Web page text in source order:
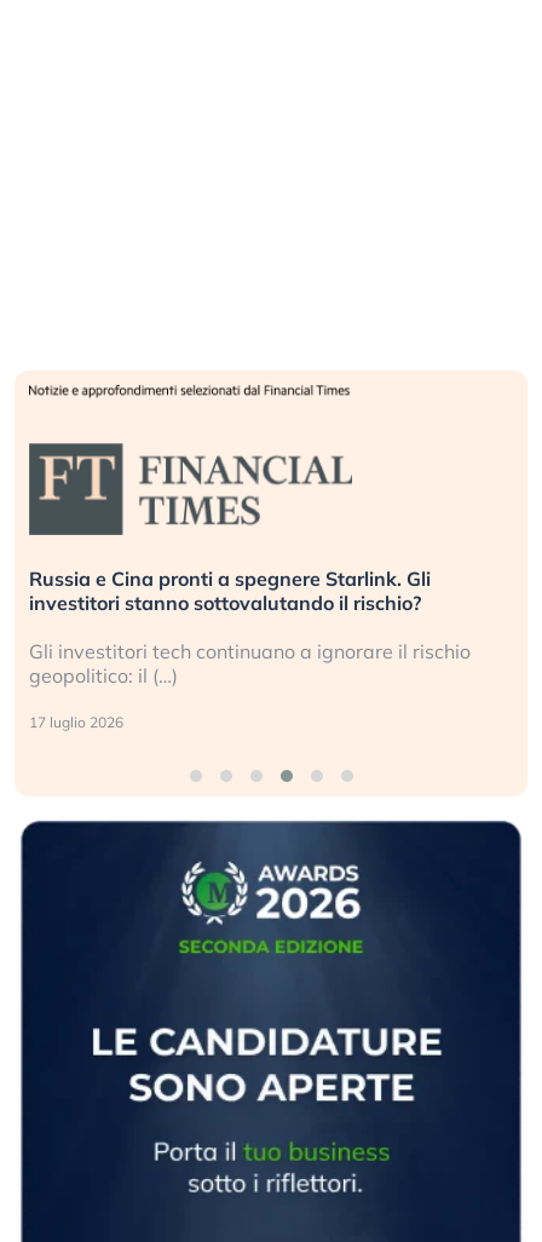
Russia e Cina pronti a spegnere Starlink. Gli
investitori stanno sottovalutando il rischio?
Gli investitori tech continuano a ignorare il rischio
geopolitico: il (…)
17 luglio 2026